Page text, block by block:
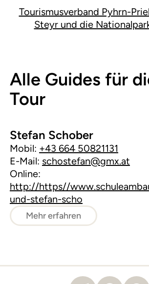
Tourismusverband Pyhrn-
Steyr und die
Alle Guides für
Tour
Stefan Schober
Mobil: +43 664 50821131
E-Mail: schostefan@gmx.at
Online:
http://https//
und-stefan-scho
Mehr erfahren